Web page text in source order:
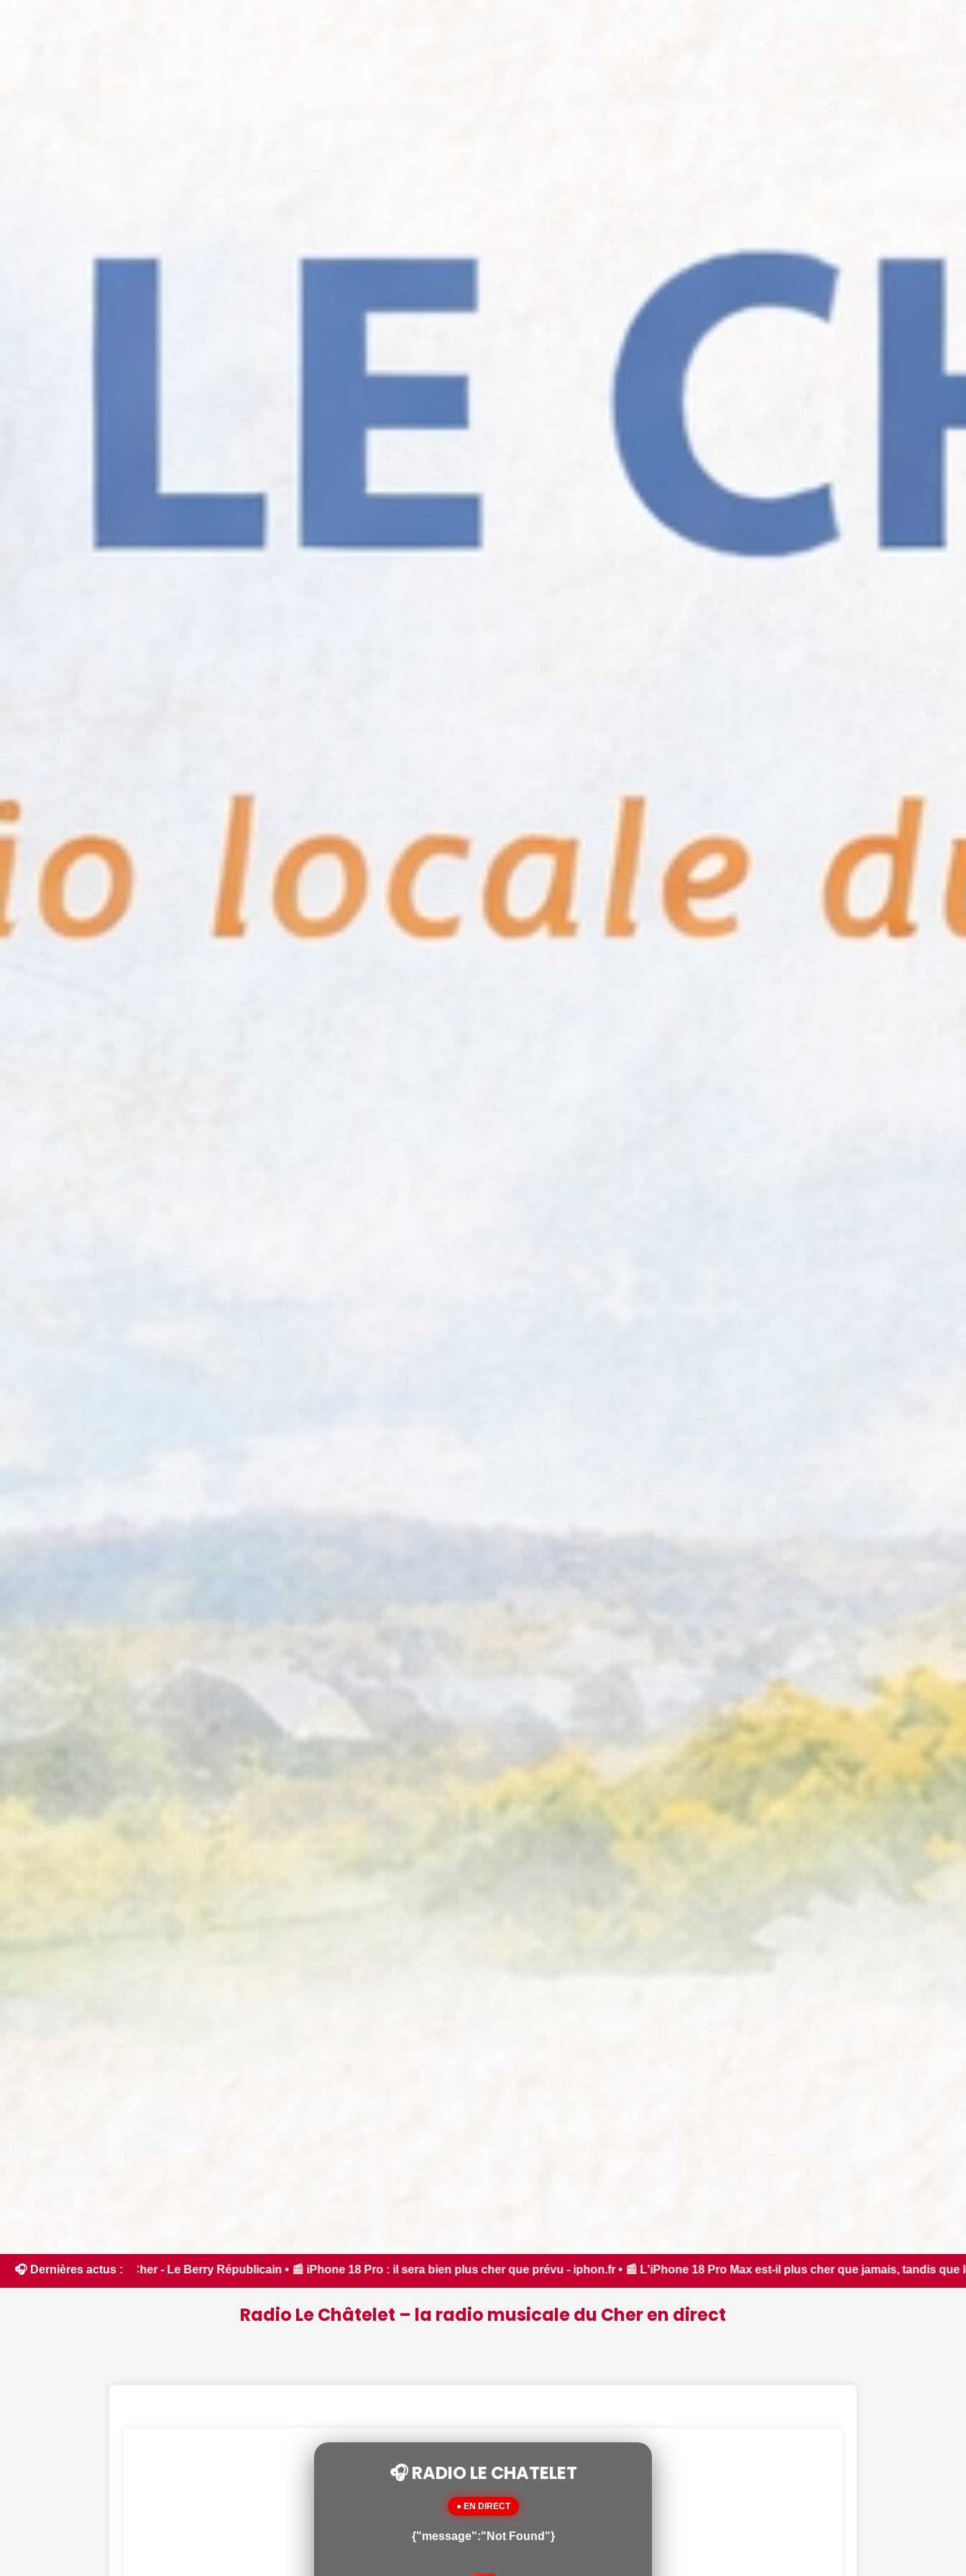
🎧 Dernières actus :
18 Pro : il sera bien plus cher que prévu - iphon.fr • 📰 L'iPhone 18 Pro Max est-il plus cher que jamais, tandis que le prix de l'iPhone Ultra est encore plus choquant
Radio Le Châtelet – la radio musicale du Cher en direct
🎧 RADIO LE CHATELET
● EN DIRECT
{"message":"Not Found"}